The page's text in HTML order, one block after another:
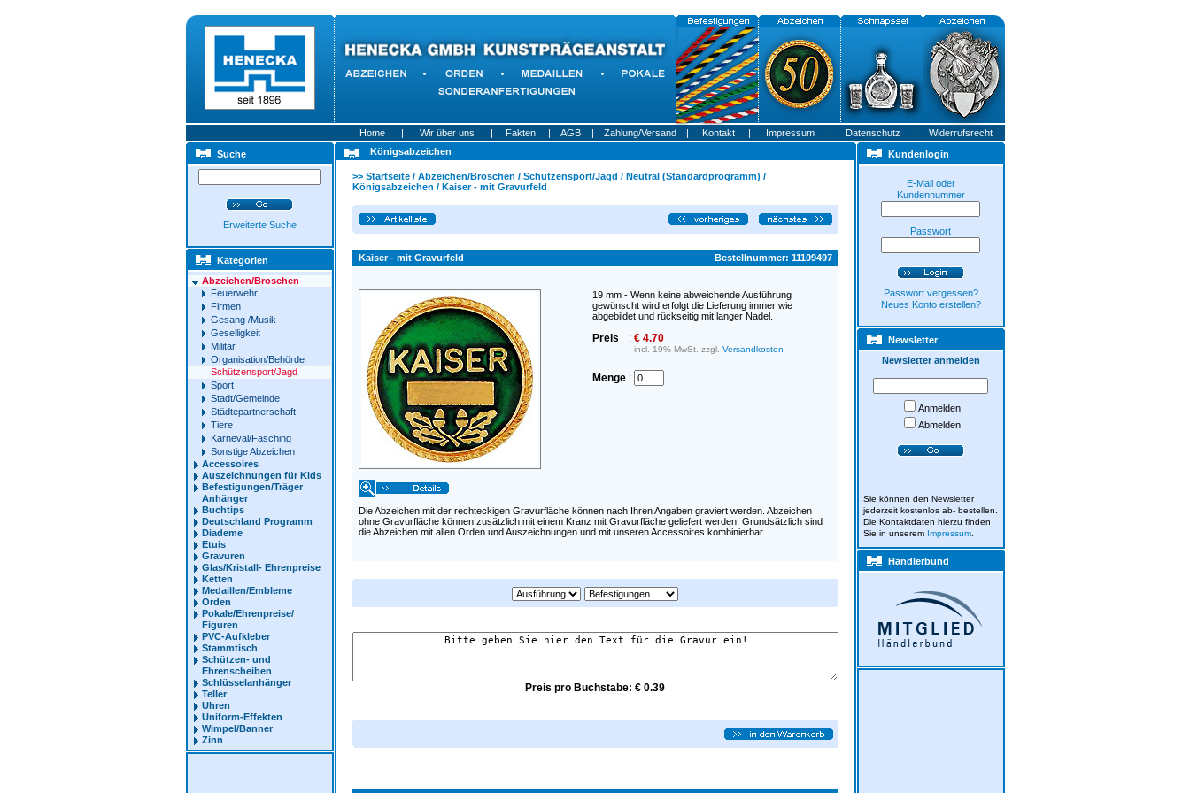
Home | Wir über uns | Fakten | AGB | Zahlung/Versand | Kontakt | Impressum | Datenschutz |
Widerrufsrecht
Suche
Erweiterte Suche
Kategorien
Abzeichen/Broschen
Feuerwehr
Firmen
Gesang /Musik
Geselligkeit
Militär
Organisation/Behörde
Schützensport/Jagd
Sport
Stadt/Gemeinde
Städtepartnerschaft
Tiere
Karneval/Fasching
Sonstige Abzeichen
Accessoires
Auszeichnungen für Kids
Befestigungen/Träger
Anhänger
Buchtips
Deutschland Programm
Diademe
Etuis
Gravuren
Glas/Kristall- Ehrenpreise
Ketten
Medaillen/Embleme
Orden
Pokale/Ehrenpreise/
Figuren
PVC-Aufkleber
Stammtisch
Schützen- und
Ehrenscheiben
Schlüsselanhänger
Teller
Uhren
Uniform-Effekten
Wimpel/Banner
Zinn
Königsabzeichen
>> Startseite/ Abzeichen/Broschen / Schützensport/Jagd / Neutral (Standardprogramm) /
Königsabzeichen / Kaiser - mit Gravurfeld
Kaiser - mit Gravurfeld Bestellnummer: 11109497
19 mm - Wenn keine abweichende Ausführung
gewünscht wird erfolgt die Lieferung immer wie
abgebildet und rückseitig mit langer Nadel.
Preis : € 4.70
incl. 19% MwSt. zzgl. Versandkosten
Menge:
Die Abzeichen mit der rechteckigen Gravurfläche können nach Ihren Angaben graviert werden. Abzeichen
ohne Gravurfläche können zusätzlich mit einem Kranz mit Gravurfläche geliefert werden. Grundsätzlich sind
die Abzeichen mit allen Orden und Auszeichnungen und mit unseren Accessoires kombinierbar.
Preis pro Buchstabe: € 0.39
Kundenlogin
E-Mail oder
Kundennummer
Passwort
Passwort vergessen?
Neues Konto erstellen?
Newsletter
Newsletter anmelden
Anmelden
Abmelden
Sie können den Newsletter
jederzeit kostenlos ab- bestellen.
Die Kontaktdaten hierzu finden
Sie in unserem Impressum.
Händlerbund